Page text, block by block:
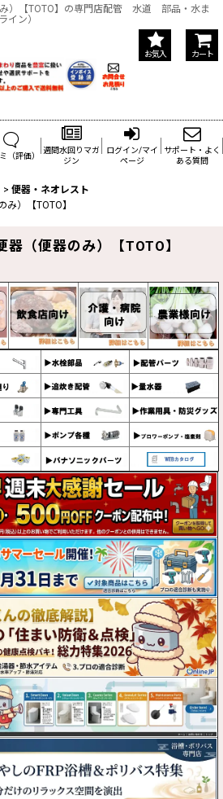
み）【TOTO】の専門店配管 水道 部品・水ま
イン）
お気入 カート
（評価）
週間水回りマガ
ジン
ログイン/マイ
ページ
サポート・よく
ある質問
> 便器・ネオレスト
）【TOTO】
（便器のみ）【TOTO】